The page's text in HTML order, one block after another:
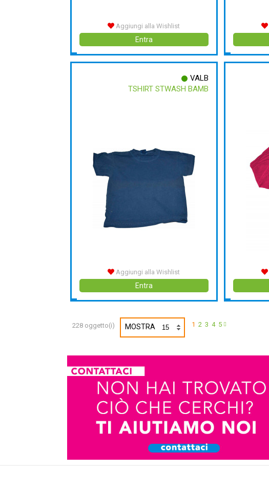
Aggiungi alla Wishlist
Entra
VALB
TSHIRT STWASH BAMB
Aggiungi alla Wishlist
Entra
228 oggetto(i) MOSTRA 1 2 3 4 5